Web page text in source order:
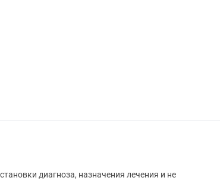
диагноза, назначения лечения и не